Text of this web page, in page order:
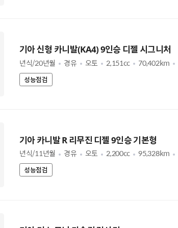
기아 신형 카니발(KA4) 9인승 디젤 시그니처
년식/20년월 경유 오토 2,151cc 70,402km
성능점검
기아 카니발 R 리무진 디젤 9인승 기본형
년식/11년월 경유 오토 2,200cc 95,328km
성능점검